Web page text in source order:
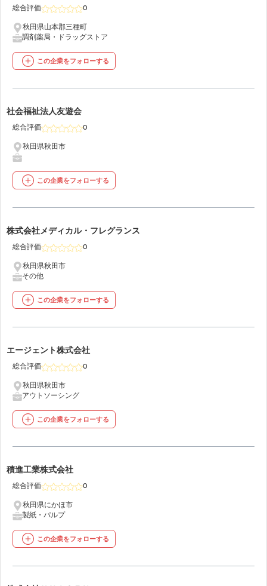
総合評価 0
秋田県山本郡三種町
調剤薬局・ドラッグストア
この企業をフォローする
44
社会福祉法人友遊会
総合評価 0
秋田県秋田市
この企業をフォローする
45
株式会社メディカル・フレグランス
総合評価 0
秋田県秋田市
その他
この企業をフォローする
46
エージェント株式会社
総合評価 0
秋田県秋田市
アウトソーシング
この企業をフォローする
47
積進工業株式会社
総合評価 0
秋田県にかほ市
製紙・パルプ
この企業をフォローする